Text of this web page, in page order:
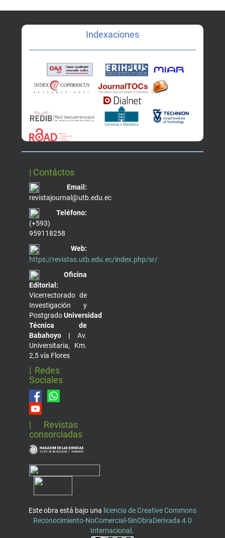
Indexaciones
| Contáctos
Email:
revistajournal@utb.edu.ec
Teléfono:
(+593)
959118258
Web:
https://revistas.utb.edu.ec/index.php/sr/
Oficina
Editorial:
Vicerrectorado de
Investigación y
PostgradoUniversidad
Técnica de
Babahoyo | Av.
Universitaria, Km.
2,5 vía Flores
| Redes
Sociales
| Revistas
consorciadas
Este obra está bajo una licencia de Creative Commons
Reconocimiento-NoComercial-SinObraDerivada 4.0
Internacional .